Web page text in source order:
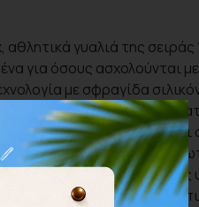
γυαλιά της
για όσους ασχολούνται
με σφραγίδα
ή των ματιών, του
εφαρμόζεται και
Τα γυαλιά έχουν
προστασία για τις
400 κι είναι χωρίς PVC